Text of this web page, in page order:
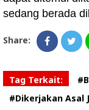
sedang berada
Share:
Tag Terkait:
#Dikerjakan Asal